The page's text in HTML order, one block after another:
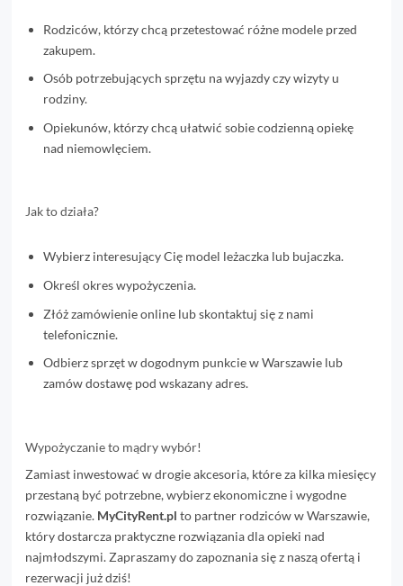
Rodziców, którzy chcą przetestować różne modele przed
zakupem.
Osób potrzebujących sprzętu na wyjazdy czy wizyty u
rodziny.
Opiekunów, którzy chcą ułatwić sobie codzienną opiekę
nad niemowlęciem.
Jak to działa?
Wybierz interesujący Cię model leżaczka lub bujaczka.
Określ okres wypożyczenia.
Złóż zamówienie online lub skontaktuj się z nami
telefonicznie.
Odbierz sprzęt w dogodnym punkcie w Warszawie lub
zamów dostawę pod wskazany adres.
Wypożyczanie to mądry wybór!
Zamiast inwestować w drogie akcesoria, które za kilka miesięcy
przestaną być potrzebne, wybierz ekonomiczne i wygodne
rozwiązanie. MyCityRent.pl to partner rodziców w Warszawie,
który dostarcza praktyczne rozwiązania dla opieki nad
najmłodszymi. Zapraszamy do zapoznania się z naszą ofertą i
rezerwacji już dziś!